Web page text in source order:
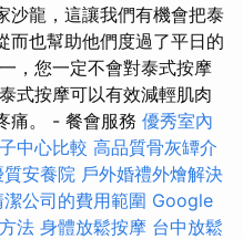
沙龍，這讓我們有機會把泰
而也幫助他們度過了平日的
，您一定不會對泰式按摩
式按摩可以有效減輕肌肉
痛。 - 餐會服務 優秀室內
中心比較 高品質骨灰罈介
安養院 戶外婚禮外燴解決
潔公司的費用範圍 Google
法 身體放鬆按摩 台中放鬆